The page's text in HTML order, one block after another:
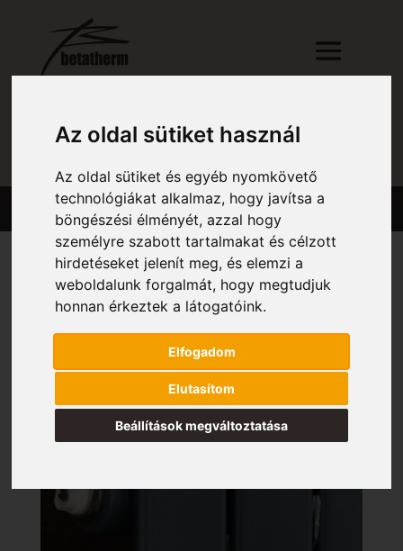
Az oldal sütiket használ
Az oldal sütiket és egyéb nyomkövető
technológiákat alkalmaz, hogy javítsa a
böngészési élményét, azzal hogy
személyre szabott tartalmakat és célzott
hirdetéseket jelenít meg, és elemzi a
weboldalunk forgalmát, hogy megtudjuk
honnan érkeztek a látogatóink.
Elfogadom
Elutasítom
Beállítások megváltoztatása
RÉSZLETES KERESŐ
Kezdőlap/ Magasság (mm) termék / 1 109
1 109
Összesen 1 találat